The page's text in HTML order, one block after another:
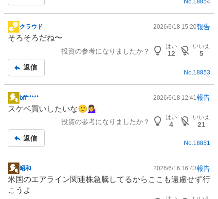
No.18854
掲
示
事
クラウド 2026/6/18 15:20報告
そろそろだね〜
投資の参考になりましたか？
はい
12
いいえ
5
返信
No. 18853
掲
示
事
bff***** 2026/6/18 12:41 報告
スケベ買いしたいな🙂💁‍♀️
投資の参考になりましたか？
はい
4
いいえ
21
返信
No.18851
掲
示
板
昭和 2026/6/16 16:43報告
米国のエアライン関連株急騰してるからここも遠慮せず行
こうよ